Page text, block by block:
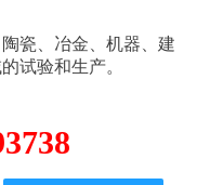
瓷、冶金、机器、建
试验和生产。